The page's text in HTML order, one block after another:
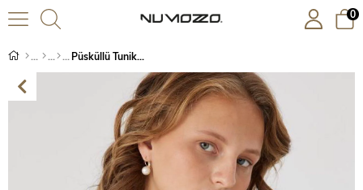
0
Püsküllü Tunik Yeşil